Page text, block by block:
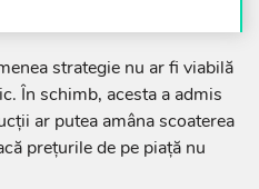
strategie nu ar fi viabilă
În schimb, acesta a admis
ar putea amâna scoaterea
prețurile de pe piață nu